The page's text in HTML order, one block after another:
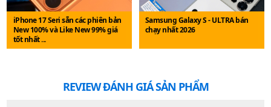
iPhone 17 Seri sẵn các phiên bản
New 100% và Like New 99% giá
tốt nhất ...
Samsung Galaxy S - ULTRA bán
chạy nhất 2026
REVIEW ĐÁNH GIÁ SẢN PHẨM